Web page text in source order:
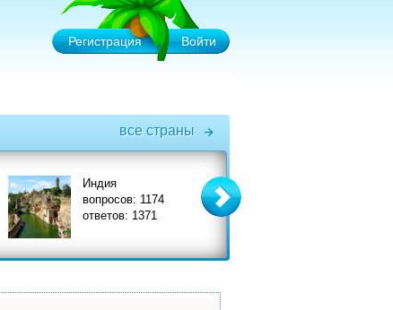
Регистрация Войти
все страны
Индия
вопросов: 1174
ответов: 1371